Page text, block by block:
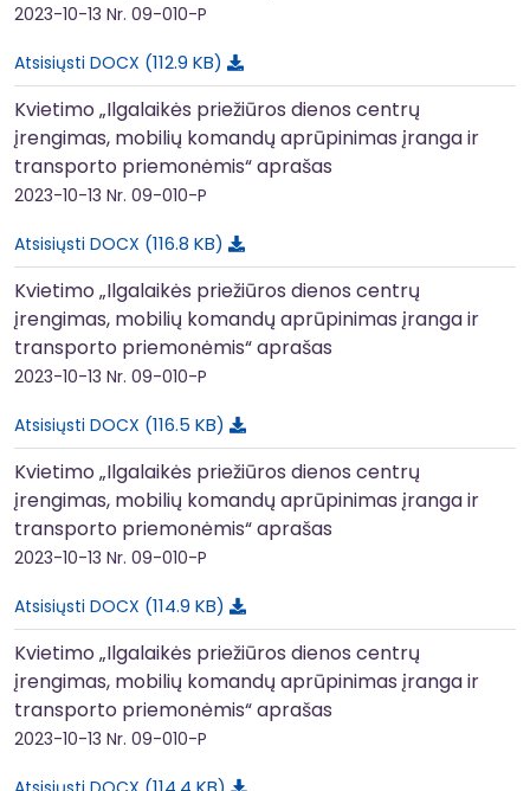
2023-10-13 Nr. 09-010-P
Atsisiųsti DOCX 112.9 KB
Kvietimo „Ilgalaikės priežiūros dienos centrų
įrengimas, mobilių komandų aprūpinimas įranga ir
transporto priemonėmis“ aprašas
2023-10-13 Nr. 09-010-P
Atsisiųsti DOCX 116.8 KB
Kvietimo „Ilgalaikės priežiūros dienos centrų
įrengimas, mobilių komandų aprūpinimas įranga ir
transporto priemonėmis“ aprašas
2023-10-13 Nr. 09-010-P
Atsisiųsti DOCX 116.5 KB
Kvietimo „Ilgalaikės priežiūros dienos centrų
įrengimas, mobilių komandų aprūpinimas įranga ir
transporto priemonėmis“ aprašas
2023-10-13 Nr. 09-010-P
Atsisiųsti DOCX 114.9 KB
Kvietimo „Ilgalaikės priežiūros dienos centrų
įrengimas, mobilių komandų aprūpinimas įranga ir
transporto priemonėmis“ aprašas
2023-10-13 Nr. 09-010-P